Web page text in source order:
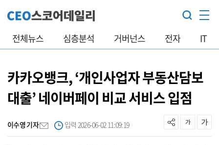
전체뉴스 심층분석 거버넌스 전자 IT
카카오뱅크, ‘개인사업자 부동산담보
대출’ 네이버페이 비교 서비스 입점
이수영 기자 입력 2026-06-02 11:09:19